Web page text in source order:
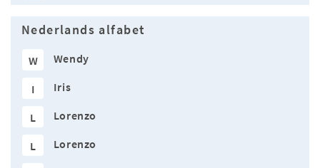
Nederlands alfabet
W Wendy
I Iris
L Lorenzo
L Lorenzo